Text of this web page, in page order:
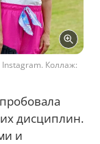
Коллаж:
дисциплин.
и